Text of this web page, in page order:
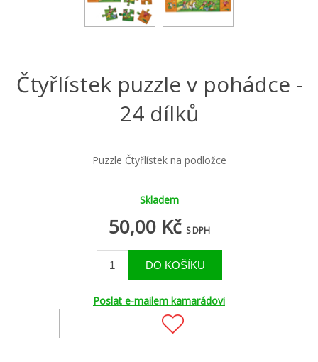
Čtyřlístek puzzle v pohádce -
24 dílků
Puzzle Čtyřlístek na podložce
Skladem
50,00 Kč S DPH
Poslat e-mailem kamarádovi